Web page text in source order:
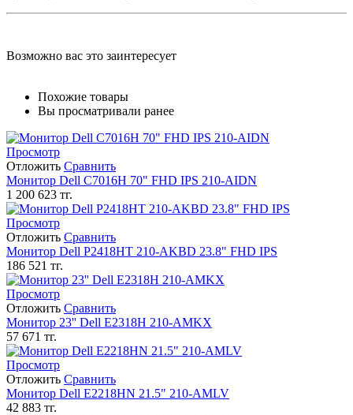
Возможно вас это заинтересует
Похожие товары
Вы просматривали ранее
Просмотр
Отложить Сравнить
Монитор Dell C7016H 70" FHD IPS 210-AIDN
1 200 623 тг.
Просмотр
Отложить Сравнить
Монитор Dell P2418HT 210-AKBD 23.8" FHD IPS
186 521 тг.
Просмотр
Отложить Сравнить
Монитор 23'' Dell E2318H 210-AMKX
57 671 тг.
Просмотр
Отложить Сравнить
Монитор Dell E2218HN 21.5" 210-AMLV
42 883 тг.